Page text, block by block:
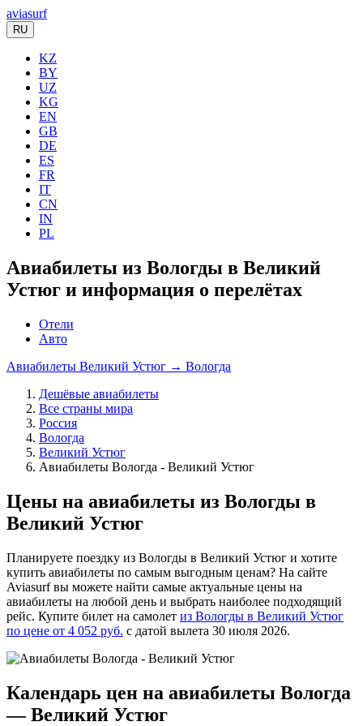
aviasurf
RU
KZ
BY
UZ
KG
EN
GB
DE
ES
FR
IT
CN
IN
PL
Авиабилеты из Вологды в Великий
Устюг и информация о перелётах
Отели
Авто
Авиабилеты Великий Устюг → Вологда
Дешёвые авиабилеты
Все страны мира
Россия
Вологда
Великий Устюг
Авиабилеты Вологда - Великий Устюг
Цены на авиабилеты из Вологды в
Великий Устюг
Планируете поездку из Вологды в Великий Устюг и хотите
купить авиабилеты по самым выгодным ценам? На сайте
Aviasurf вы можете найти самые актуальные цены на
авиабилеты на любой день и выбрать наиболее подходящий
рейс. Купите билет на самолет из Вологды в Великий Устюг
по цене от 4 052 руб. с датой вылета 30 июля 2026.
Календарь цен на авиабилеты Вологда
— Великий Устюг